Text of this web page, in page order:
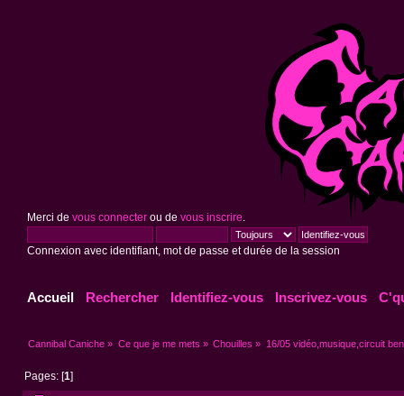
Merci de vous connecterou de vous inscrire
Connexion avec identifiant, mot de passe et durée de la session
Accueil Rechercher Identifiez-vous Inscrivez-vous
Cannibal Caniche » Ce que je me mets » Chouilles » 16/05 vidéo,musique,circuit
Pages: [1]